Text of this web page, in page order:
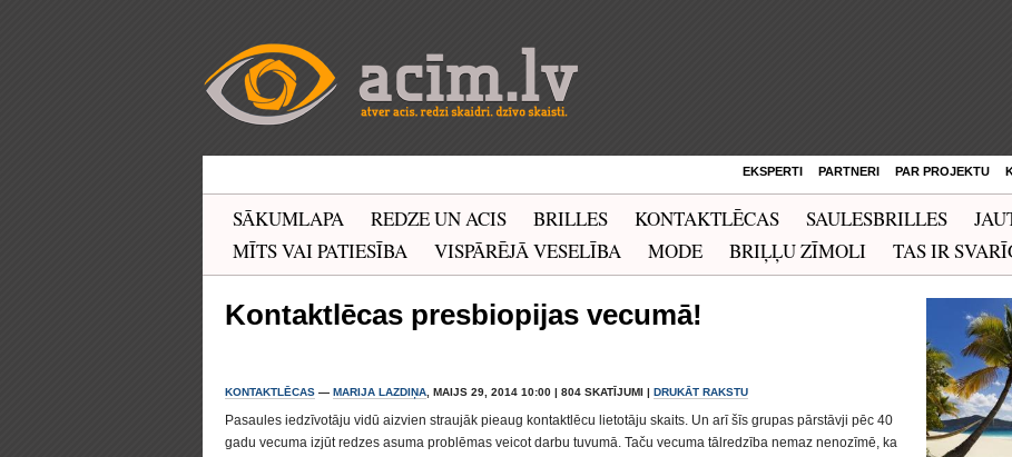
EKSPERTI PARTNERI PAR PROJEKTU
SĀKUMLAPA REDZE UN ACIS BRILLES KONTAKTLĒCAS SAULESBRILLES
MĪTS VAI PATIESĪBA
VISPĀRĒJĀ VESELĪBA MODE BRIĻĻU ZĪMOLI TAS IR
Kontaktlēcas presbiopijas vecumā!
KONTAKTLĒCAS — MARIJA LAZDIŅA , MAIJS 29, 2014 10:00 | 804 SKATĪJUMI | DRUKĀT RAKSTU
Pasaules iedzīvotāju vidū aizvien straujāk pieaug kontaktlēcu lietotāju skaits. Un arī šīs grupas pārstāvji pēc 40
gadu vecuma izjūt redzes asuma problēmas veicot darbu tuvumā. Taču vecuma tālredzība nemaz nenozīmē, ka